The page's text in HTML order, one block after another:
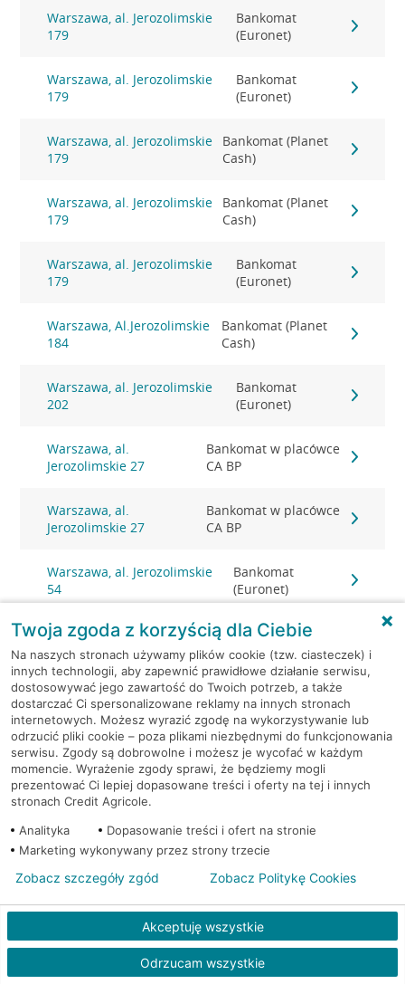
Warszawa, al. Jerozolimskie
179
Bankomat
(Euronet)
Warszawa, al. Jerozolimskie
179
Bankomat
(Euronet)
Warszawa, al. Jerozolimskie
179
Bankomat (Planet
Cash)
Warszawa, al. Jerozolimskie
179
Bankomat (Planet
Cash)
Warszawa, al. Jerozolimskie
179
Bankomat
(Euronet)
Warszawa, Al.Jerozolimskie
184
Bankomat (Planet
Cash)
Warszawa, al. Jerozolimskie
202
Bankomat
(Euronet)
Warszawa, al.
Jerozolimskie 27
Bankomat w placówce
CA BP
Warszawa, al.
Jerozolimskie 27
Bankomat w placówce
CA BP
Warszawa, al. Jerozolimskie
54
Bankomat
(Euronet)
Warszawa, al. Jerozolimskie
65/79
Bankomat
(Euronet)
Warszawa, al. Jerozolimskie
65/79
Bankomat
(Euronet)
Warszawa, Al.Jerozolimskie
87
Bankomat (Planet
Cash)
podziemia
(Euronet)
Warszawa, al. Józefa
Bankomat
Warszawa, al. KEN 19 Bankomat (Euronet)
Twoja zgoda z korzyścią dla Ciebie
Na naszych stronach używamy plików cookie (tzw. ciasteczek) i
innych technologii, aby zapewnić prawidłowe działanie serwisu,
dostosowywać jego zawartość do Twoich potrzeb, a także
dostarczać Ci spersonalizowane reklamy na innych stronach
internetowych. Możesz wyrazić zgodę na wykorzystywanie lub
odrzucić pliki cookie – poza plikami niezbędnymi do funkcjonowania
serwisu. Zgody są dobrowolne i możesz je wycofać w każdym
momencie. Wyrażenie zgody sprawi, że będziemy mogli
prezentować Ci lepiej dopasowane treści i oferty na tej i innych
stronach Credit Agricole.
Analityka
Dopasowanie treści i ofert na stronie
Marketing wykonywany przez strony trzecie
Akceptuję wszystkie
Odrzucam wszystkie
Zobacz szczegóły zgód Zobacz Politykę Cookies